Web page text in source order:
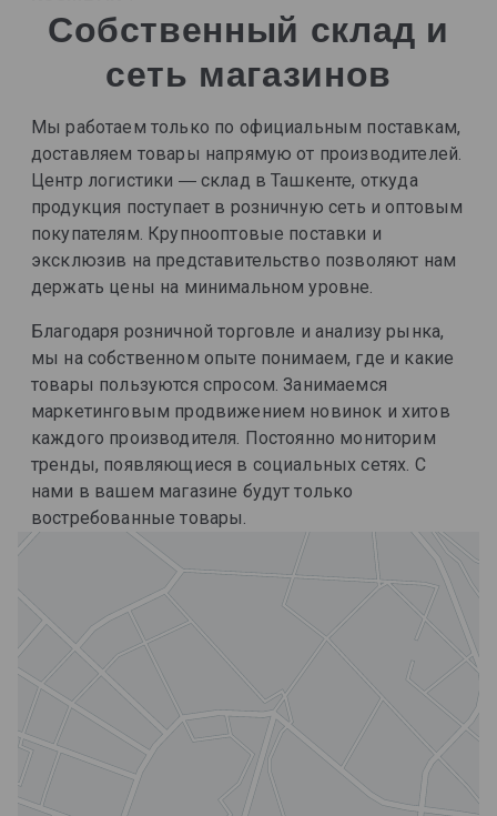
Собственный склад и
сеть магазинов
Мы работаем только по официальным поставкам,
доставляем товары напрямую от производителей.
Центр логистики ― склад в Ташкенте, откуда
продукция поступает в розничную сеть и оптовым
покупателям. Крупнооптовые поставки и
эксклюзив на представительство позволяют нам
держать цены на минимальном уровне.
Благодаря розничной торговле и анализу рынка,
мы на собственном опыте понимаем, где и какие
товары пользуются спросом. Занимаемся
маркетинговым продвижением новинок и хитов
каждого производителя. Постоянно мониторим
тренды, появляющиеся в социальных сетях. С
нами в вашем магазине будут только
востребованные товары.